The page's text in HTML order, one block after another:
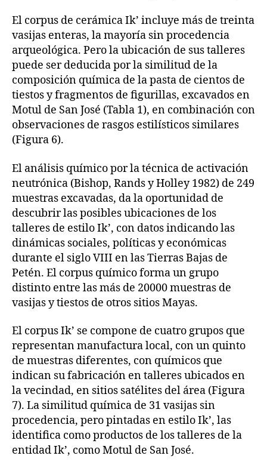
El corpus de cerámica Ik’ incluye más de treinta
vasijas enteras, la mayoría sin procedencia
arqueológica. Pero la ubicación de sus talleres
puede ser deducida por la similitud de la
composición química de la pasta de cientos de
tiestos y fragmentos de figurillas, excavados en
Motul de San José (Tabla 1), en combinación con
observaciones de rasgos estilísticos similares
(Figura 6).
El análisis químico por la técnica de activación
neutrónica (Bishop, Rands y Holley 1982) de 249
muestras excavadas, da la oportunidad de
descubrir las posibles ubicaciones de los
talleres de estilo Ik’, con datos indicando las
dinámicas sociales, políticas y económicas
durante el siglo VIII en las Tierras Bajas de
Petén. El corpus químico forma un grupo
distinto entre las más de 20000 muestras de
vasijas y tiestos de otros sitios Mayas.
El corpus Ik’ se compone de cuatro grupos que
representan manufactura local, con un quinto
de muestras diferentes, con químicos que
indican su fabricación en talleres ubicados en
la vecindad, en sitios satélites del área (Figura
7). La similitud química de 31 vasijas sin
procedencia, pero pintadas en estilo Ik’, las
identifica como productos de los talleres de la
entidad Ik’, como Motul de San José.